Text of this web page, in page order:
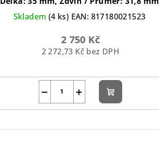
Skladem (4 ks) EAN: 817180021523
2 750 Kč
2 272,73 Kč bez DPH
+
− Do
košíku